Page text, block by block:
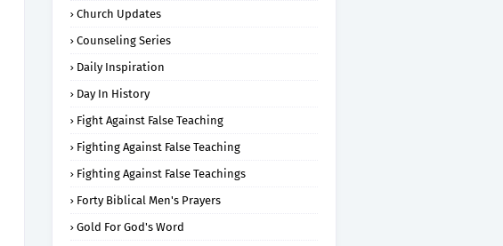
Church Updates
Counseling Series
Daily Inspiration
Day In History
Fight Against False Teaching
Fighting Against False Teaching
Fighting Against False Teachings
Forty Biblical Men's Prayers
Gold For God's Word